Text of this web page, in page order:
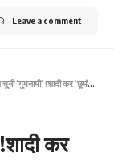
Leave a comment
!शादी कर ‘छूमंतर’ हुई एक्ट्रेस !
कर